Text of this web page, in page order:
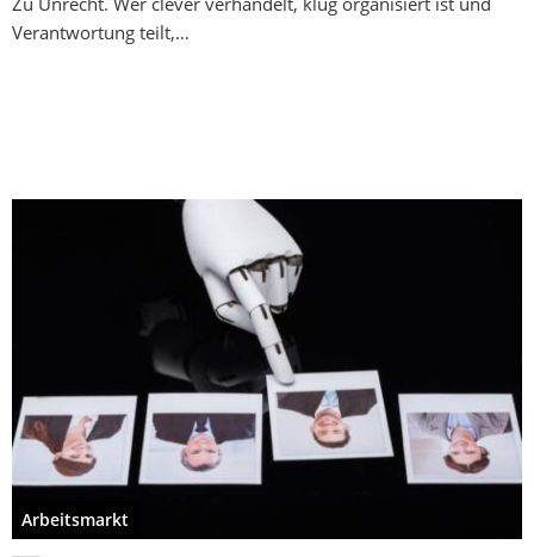
Verantwortung teilt,…
Arbeitsmarkt